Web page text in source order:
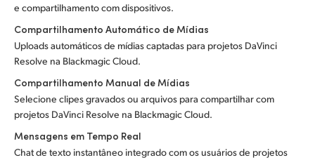
e compartilhamento com dispositivos.
Compartilhamento Automático de Mídias
Uploads automáticos de mídias captadas para projetos DaVinci
Resolve na Blackmagic Cloud.
Compartilhamento Manual de Mídias
Selecione clipes gravados ou arquivos para compartilhar com
projetos DaVinci Resolve na Blackmagic Cloud.
Mensagens em Tempo Real
Chat de texto instantâneo integrado com os usuários de projetos